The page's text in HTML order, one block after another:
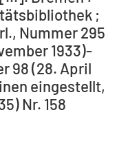
;
Nummer 295
1933)-
98 (28. April
eingestellt,
Nr. 158